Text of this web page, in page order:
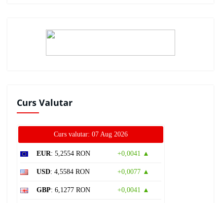
Curs Valutar
Curs valutar: 07 Aug 2026
EUR: 5,2554 RON +0,0041 ▲
USD: 4,5584 RON +0,0077 ▲
GBP: 6,1277 RON +0,0041 ▲